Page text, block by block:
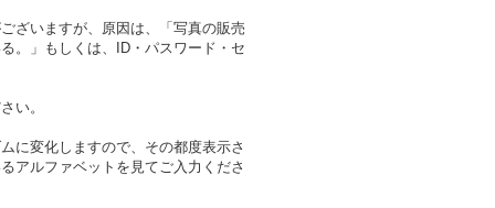
ざいますが、原因は、「写真の販売
。」もしくは、ID・パスワード・セ
い。
に変化しますので、その都度表示さ
アルファベットを見てご入力くださ